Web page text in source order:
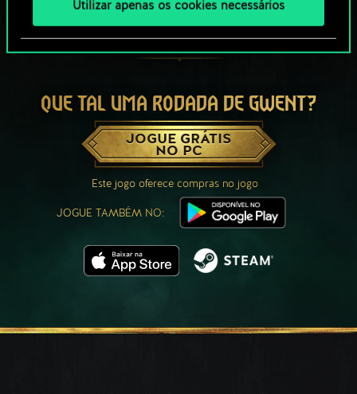
Utilizar apenas os cookies necessários
QUE TAL UMA RODADA DE GWENT?
JOGUE GRÁTIS
NO PC
Este jogo oferece compras no jogo
JOGUE TAMBÉM NO: